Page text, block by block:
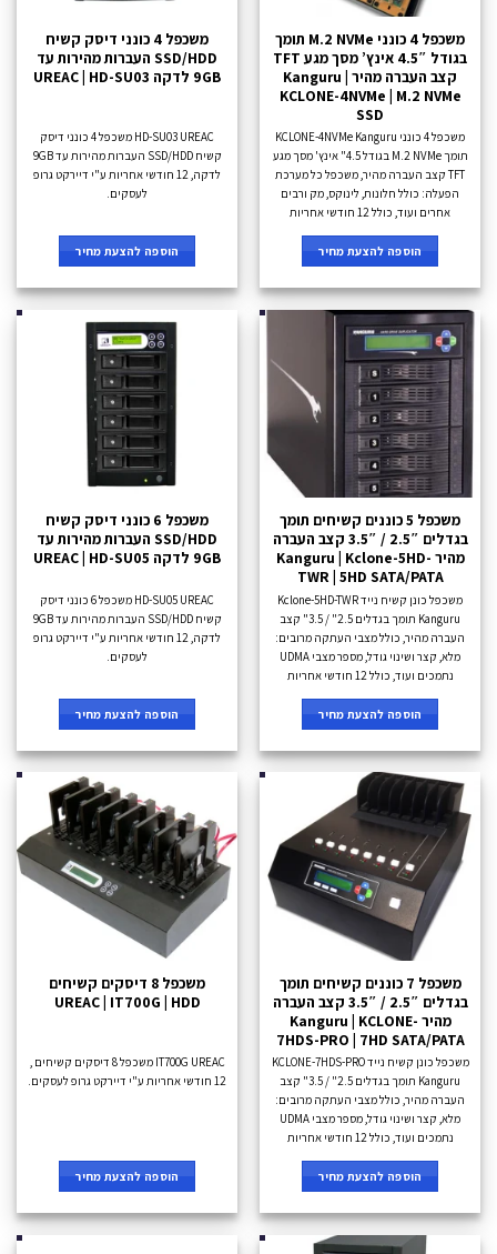
משכפל 4 כונני M.2 NVMe תומך
בגודל 4.5″ אינץ’ מסך מגע TFT
קצב העברה מהיר Kanguru |
KCLONE-4NVMe | M.2 NVMe
SSD
משכפל 4 כונני KCLONE-4NVMe Kanguru
תומך M.2 NVMe בגודל 4.5" אינץ' מסך מגע
TFT קצב העברה מהיר, משכפל כל מערכת
הפעלה: כולל חלונות, לינוקס, מק ורבים
אחרים ועוד, כולל 12 חודשי אחריות
הוספה להצעת מחיר
משכפל 4 כונני דיסק קשיח
SSD/HDD העברות מהירות עד
9GB לדקה UREAC | HD-SU03
HD-SU03 UREAC משכפל 4 כונני דיסק
קשיח SSD/HDD העברות מהירות עד 9GB
לדקה, 12 חודשי אחריות ע"י דיירקט גרופ
לעסקים.
הוספה להצעת מחיר
משכפל 5 כוננים קשיחים תומך
בגדלים 2.5″ / 3.5″ קצב העברה
מהיר Kanguru | Kclone-5HD-
TWR | 5HD SATA/PATA
משכפל כונן קשיח נייד Kclone-5HD-TWR
Kanguru תומך בגדלים 2.5" / 3.5" קצב
העברה מהיר, כולל מצבי העתקה מרובים:
מלא, קצר ושינוי גודל, מספר מצבי UDMA
נתמכים ועוד, כולל 12 חודשי אחריות
הוספה להצעת מחיר
משכפל 6 כונני דיסק קשיח
SSD/HDD העברות מהירות עד
9GB לדקה UREAC | HD-SU05
HD-SU05 UREAC משכפל 6 כונני דיסק
קשיח SSD/HDD העברות מהירות עד 9GB
לדקה, 12 חודשי אחריות ע"י דיירקט גרופ
לעסקים.
הוספה להצעת מחיר
משכפל 7 כוננים קשיחים תומך
בגדלים 2.5″ / 3.5″ קצב העברה
מהיר Kanguru | KCLONE-
7HDS-PRO | 7HD SATA/PATA
משכפל כונן קשיח נייד KCLONE-7HDS-PRO
Kanguru תומך בגדלים 2.5" / 3.5" קצב
העברה מהיר, כולל מצבי העתקה מרובים:
מלא, קצר ושינוי גודל, מספר מצבי UDMA
נתמכים ועוד, כולל 12 חודשי אחריות
הוספה להצעת מחיר
משכפל 8 דיסקים קשיחים
UREAC | IT700G | HDD
IT700G UREAC משכפל 8 דיסקים קשיחים ,
12 חודשי אחריות ע"י דיירקט גרופ לעסקים.
הוספה להצעת מחיר